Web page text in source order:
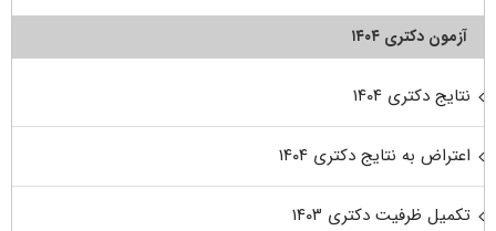
آزمون دکتری ۱۴۰۴
نتایج دکتری ۱۴۰۴
اعتراض به نتایج دکتری ۱۴۰۴
تکمیل ظرفیت دکتری ۱۴۰۳